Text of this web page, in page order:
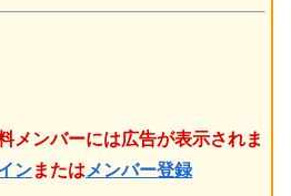
メンバーには広告が表示されま
ンまたは メンバー登録